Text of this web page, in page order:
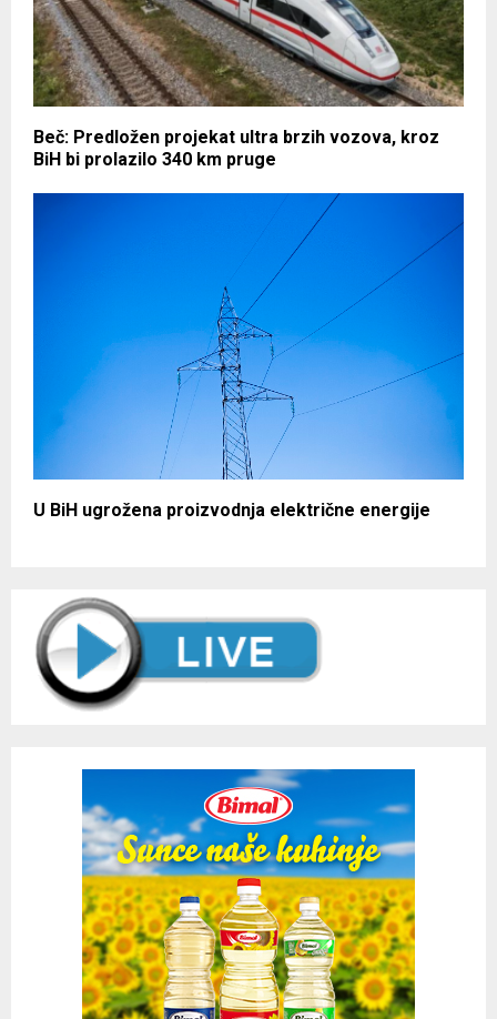
Beč: Predložen projekat ultra brzih vozova, kroz
BiH bi prolazilo 340 km pruge
U BiH ugrožena proizvodnja električne energije